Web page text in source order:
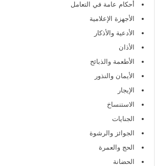
أحكام عامة في التعامل
الأجهزة الإعلامية
الأدعية والأذكار
الأذان
الأطعمة والذبائح
الأيمان والنذور
الإيجار
الاستنساخ
الجنايات
الجوائز والرشوة
الحج والعمرة
الحضانة